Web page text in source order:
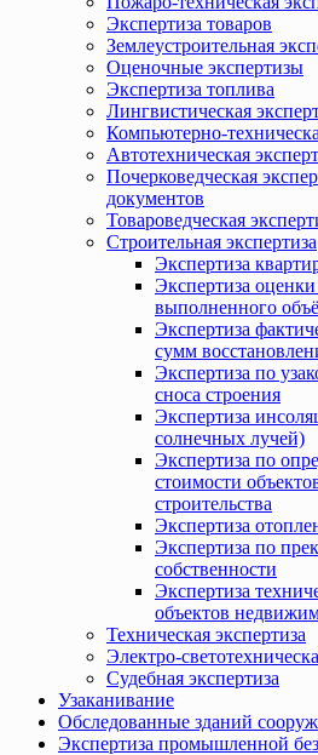
Экспертиза товаров
Землеустроительная
Оценочные экспертизы
Экспертиза топлива
Лингвистическая
Компьютерно-
Автотехническая
Почерковедческая
документов
Товароведческая
Строительная экспертиза
Экспертиза
Экспертиза
выполненного
Экспертиза
сумм
Экспертиза по
сноса строения
Экспертиза
солнечных лучей)
Экспертиза по
стоимости
строительства
Экспертиза
Экспертиза по
собственности
Экспертиза
объектов
Техническая экспертиза
Электро-
Судебная экспертиза
Узаканивание
Обследованные зданий
Экспертиза промышленной